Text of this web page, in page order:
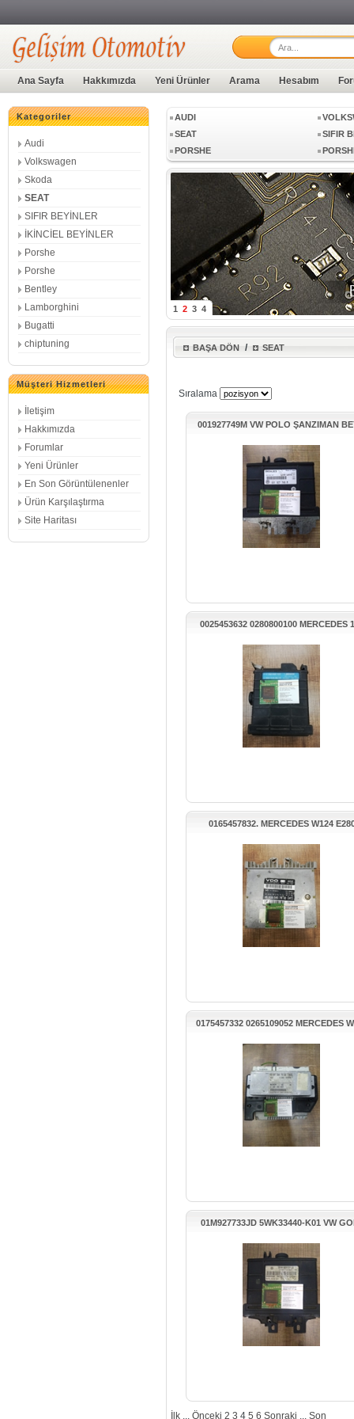
Ana Sayfa Hakkımızda Yeni Ürünler Arama Hesabım
Kategoriler
Audi
Volkswagen
Skoda
SEAT
SIFIR BEYİNLER
İKİNCİEL BEYİNLER
Porshe
Porshe
Bentley
Lamborghini
Bugatti
chiptuning
Müşteri Hizmetleri
İletişim
Hakkımızda
Forumlar
Yeni Ürünler
En Son Görüntülenenler
Ürün Karşılaştırma
Site Haritası
AUDI
SEAT
SIFIR
PORSHE
LAMBORGHINI
SIFIR
PORSHE
1 2 3 4
BAŞA DÖN / SEAT
Sıralama
001927749M VW POLO ŞANZIMAN
0025453632 0280800100 MERCEDES
0165457832. MERCEDES W124
0175457332 0265109052 MERCEDES
01M927733JD 5WK33440-K01 VW
İlk ... Önceki 2 3 4 5 6 Sonraki ... Son